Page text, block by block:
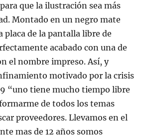
que la ilustración sea más
Montado en un negro mate
placa de la pantalla libre de
acabado con una de
el nombre impreso. Así, y
motivado por la crisis
“uno tiene mucho tiempo libre
de todos los temas
proveedores. Llevamos en el
mas de 12 años somos